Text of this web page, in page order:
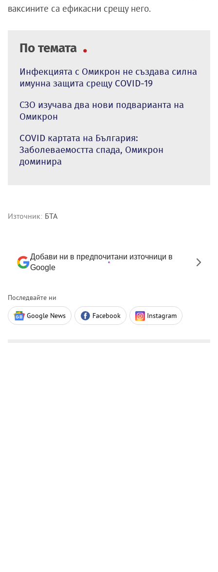
ваксините са ефикасни срещу него.
По темата
Инфекцията с Омикрон не създава силна
имунна защита срещу COVID-19
СЗО изучава два нови подварианта на
Омикрон
COVID картата на България:
Заболеваемостта спада, Омикрон
доминира
Източник: БТА
Добави ни в предпочитани източници в
Google
Последвайте ни
Google News Facebook Instagram